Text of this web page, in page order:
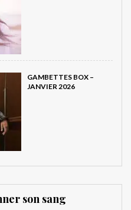
GAMBETTES BOX –
JANVIER 2026
son sang